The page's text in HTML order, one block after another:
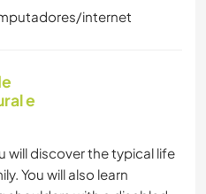
internet
e
will discover the typical life
You will also learn